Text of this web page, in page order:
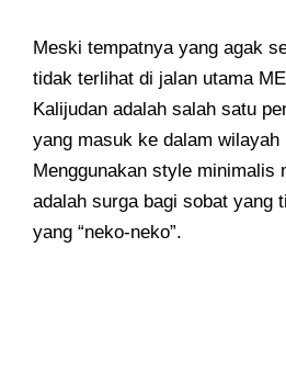
Meski tempatnya yang agak
tidak terlihat di jalan utama
Kalijudan adalah salah satu
yang masuk ke dalam wilayah
Menggunakan style minimalis
adalah surga bagi sobat yang
yang “neko-neko”.